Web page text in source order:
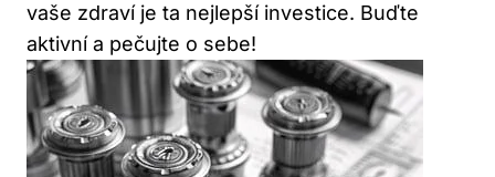
vaše zdraví je ta nejlepší ‌investice. Buďte
aktivní a ‍pečujte o sebe!